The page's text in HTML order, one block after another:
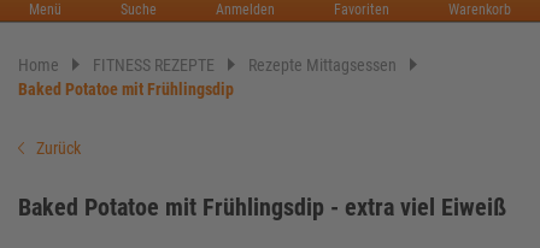
Menü Suche Anmelden Favoriten Warenkorb
Home FITNESS REZEPTE
Rezepte Mittagsessen
Baked Potatoe mit Frühlingsdip
Zurück
Baked Potatoe mit Frühlingsdip - extra viel Eiweiß